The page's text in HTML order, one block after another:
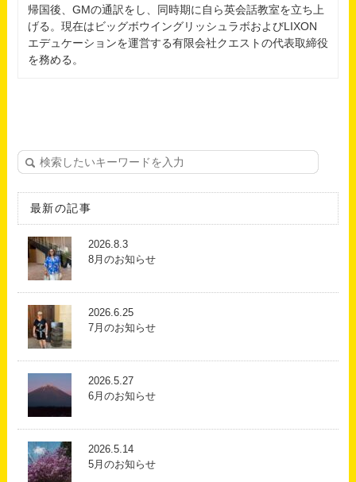
帰国後、GMの通訳をし、同時期に自ら英会話教室を立ち上
げる。現在はビッグボウイングリッシュラボおよびLIXON
エデュケーションを運営する有限会社クエストの代表取締役
を務める。
最新の記事
2026.8.3
8月のお知らせ
2026.6.25
7月のお知らせ
2026.5.27
6月のお知らせ
2026.5.14
5月のお知らせ